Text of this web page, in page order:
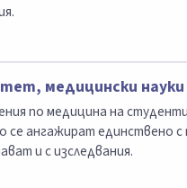
медицински науки
по медицина на
се ангажират единствено с
и с изследвания.